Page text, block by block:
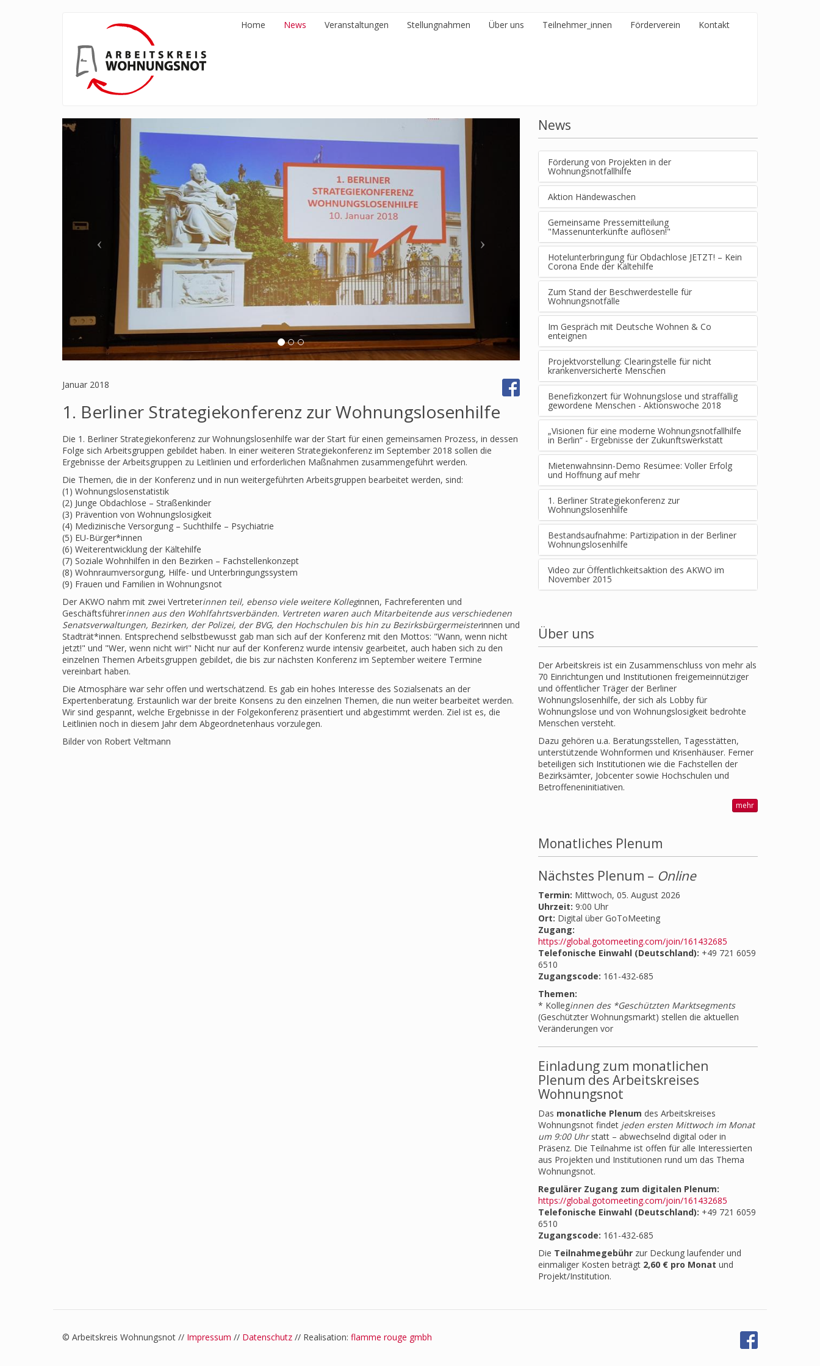
Home News Veranstaltungen Stellungnahmen Über uns Teilnehmer_innen Förderverein Kontakt
Januar 2018
1. Berliner Strategiekonferenz zur Wohnungslosenhilfe
Die 1. Berliner Strategiekonferenz zur Wohnungslosenhilfe war der Start für einen gemeinsamen Prozess, in dessen
Folge sich Arbeitsgruppen gebildet haben. In einer weiteren Strategiekonferenz im September 2018 sollen die
Ergebnisse der Arbeitsgruppen zu Leitlinien und erforderlichen Maßnahmen zusammengeführt werden.
Die Themen, die in der Konferenz und in nun weitergeführten Arbeitsgruppen bearbeitet werden, sind:
(1) Wohnungslosenstatistik
(2) Junge Obdachlose – Straßenkinder
(3) Prävention von Wohnungslosigkeit
(4) Medizinische Versorgung – Suchthilfe – Psychiatrie
(5) EU-Bürger*innen
(6) Weiterentwicklung der Kältehilfe
(7) Soziale Wohnhilfen in den Bezirken – Fachstellenkonzept
(8) Wohnraumversorgung, Hilfe- und Unterbringungssystem
(9) Frauen und Familien in Wohnungsnot
Der AKWO nahm mit zwei Vertreterinnen teil, ebenso viele weitere Kolleginnen, Fachreferenten und
Geschäftsführerinnen aus den Wohlfahrtsverbänden. Vertreten waren auch Mitarbeitende aus verschiedenen
Senatsverwaltungen, Bezirken, der Polizei, der BVG, den Hochschulen bis hin zu Bezirksbürgermeisterinnen und
Stadträt*innen. Entsprechend selbstbewusst gab man sich auf der Konferenz mit den Mottos: "Wann, wenn nicht
jetzt!" und "Wer, wenn nicht wir!" Nicht nur auf der Konferenz wurde intensiv gearbeitet, auch haben sich zu den
einzelnen Themen Arbeitsgruppen gebildet, die bis zur nächsten Konferenz im September weitere Termine
vereinbart haben.
Die Atmosphäre war sehr offen und wertschätzend. Es gab ein hohes Interesse des Sozialsenats an der
Expertenberatung. Erstaunlich war der breite Konsens zu den einzelnen Themen, die nun weiter bearbeitet werden.
Wir sind gespannt, welche Ergebnisse in der Folgekonferenz präsentiert und abgestimmt werden. Ziel ist es, die
Leitlinien noch in diesem Jahr dem Abgeordnetenhaus vorzulegen.
Bilder von Robert Veltmann
News
Förderung von Projekten in der
Wohnungsnotfallhilfe
Aktion Händewaschen
Gemeinsame Pressemitteilung
"Massenunterkünfte auflösen!"
Hotelunterbringung für Obdachlose JETZT! – Kein
Corona Ende der Kältehilfe
Zum Stand der Beschwerdestelle für
Wohnungsnotfälle
Im Gespräch mit Deutsche Wohnen & Co
enteignen
Projektvorstellung: Clearingstelle für nicht
krankenversicherte Menschen
Benefizkonzert für Wohnungslose und straffällig
gewordene Menschen - Aktionswoche 2018
„Visionen für eine moderne Wohnungsnotfallhilfe
in Berlin“ - Ergebnisse der Zukunftswerkstatt
Mietenwahnsinn-Demo Resümee: Voller Erfolg
und Hoffnung auf mehr
1. Berliner Strategiekonferenz zur
Wohnungslosenhilfe
Bestandsaufnahme: Partizipation in der Berliner
Wohnungslosenhilfe
Video zur Öffentlichkeitsaktion des AKWO im
November 2015
Über uns
Der Arbeitskreis ist ein Zusammenschluss von mehr als
70 Einrichtungen und Institutionen freigemeinnütziger
und öffentlicher Träger der Berliner
Wohnungslosenhilfe, der sich als Lobby für
Wohnungslose und von Wohnungslosigkeit bedrohte
Menschen versteht.
Dazu gehören u.a. Beratungsstellen, Tagesstätten,
unterstützende Wohnformen und Krisenhäuser. Ferner
beteiligen sich Institutionen wie die Fachstellen der
Bezirksämter, Jobcenter sowie Hochschulen und
Betroffeneninitiativen.
mehr
Monatliches Plenum
Nächstes Plenum – Online
Termin: Mittwoch, 05. August 2026
Uhrzeit: 9:00 Uhr
Ort: Digital über GoToMeeting
Zugang:
https://global.gotomeeting.com/join/161432685
Telefonische Einwahl (Deutschland): +49 721 6059
6510
Zugangscode: 161-432-685
Themen:
* Kolleginnen des *Geschützten Marktsegments
(Geschützter Wohnungsmarkt) stellen die aktuellen
Veränderungen vor
Einladung zum monatlichen
Plenum des Arbeitskreises
Wohnungsnot
Das monatliche Plenum des Arbeitskreises
Wohnungsnot findet jeden ersten Mittwoch im Monat
um 9:00 Uhrstatt – abwechselnd digital oder in
Präsenz. Die Teilnahme ist offen für alle Interessierten
aus Projekten und Institutionen rund um das Thema
Wohnungsnot.
Regulärer Zugang zum digitalen Plenum:
https://global.gotomeeting.com/join/161432685
Telefonische Einwahl (Deutschland): +49 721 6059
6510
Zugangscode: 161-432-685
Die Teilnahmegebühr zur Deckung laufender und
einmaliger Kosten beträgt 2,60 € pro Monat und
Projekt/Institution.
© Arbeitskreis Wohnungsnot // Impressum // Datenschutz // Realisation: flamme rouge gmbh